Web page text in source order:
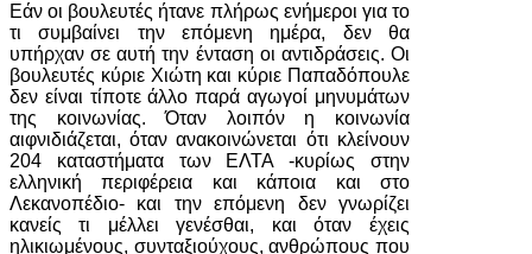
Εάν οι βουλευτές ήτανε πλήρως ενήμεροι για το
τι συμβαίνει την επόμενη ημέρα, δεν θα
υπήρχαν σε αυτή την ένταση οι αντιδράσεις. Οι
βουλευτές κύριε Χιώτη και κύριε Παπαδόπουλε
δεν είναι τίποτε άλλο παρά αγωγοί μηνυμάτων
της κοινωνίας. Όταν λοιπόν η κοινωνία
αιφνιδιάζεται, όταν ανακοινώνεται ότι κλείνουν
204 καταστήματα των ΕΛΤΑ -κυρίως στην
ελληνική περιφέρεια και κάποια και στο
Λεκανοπέδιο- και την επόμενη δεν γνωρίζει
κανείς τι μέλλει γενέσθαι, και όταν έχεις
ηλικιωμένους, συνταξιούχους, ανθρώπους που